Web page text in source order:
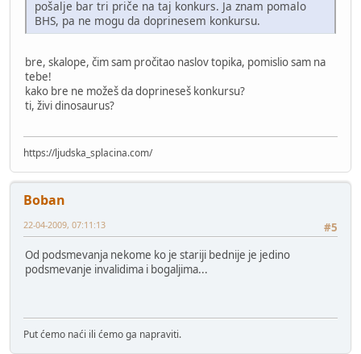
pošalje bar tri priče na taj konkurs. Ja znam pomalo
BHS, pa ne mogu da doprinesem konkursu.
bre, skalope, čim sam pročitao naslov topika, pomislio sam na
tebe!
kako bre ne možeš da doprineseš konkursu?
ti, živi dinosaurus?
https://ljudska_splacina.com/
Boban
#5
22-04-2009, 07:11:13
Od podsmevanja nekome ko je stariji bednije je jedino
podsmevanje invalidima i bogaljima...
Put ćemo naći ili ćemo ga napraviti.